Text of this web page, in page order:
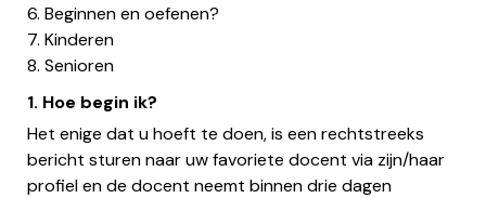
6. Beginnen en oefenen?
7. Kinderen
8. Senioren
1. Hoe begin ik?
Het enige dat u hoeft te doen, is een rechtstreeks
bericht sturen naar uw favoriete docent via zijn/haar
profiel en de docent neemt binnen drie dagen